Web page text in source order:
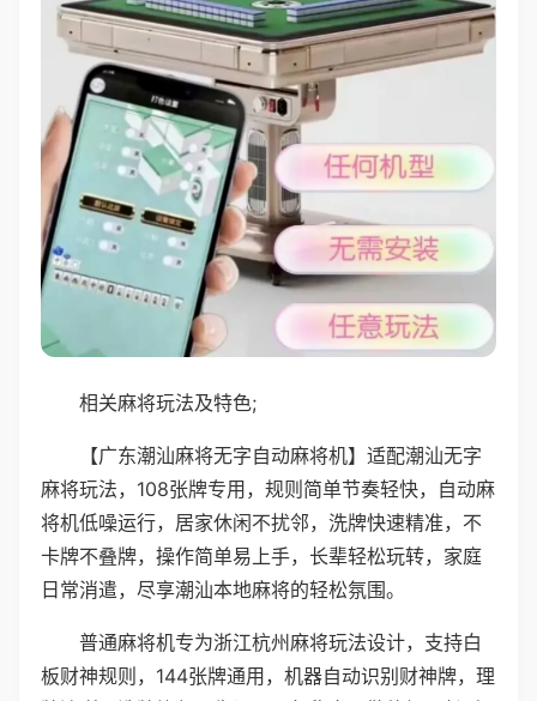
相关麻将玩法及特色;
【广东潮汕麻将无字自动麻将机】适配潮汕无字
麻将玩法，108张牌专用，规则简单节奏轻快，自动麻
将机低噪运行，居家休闲不扰邻，洗牌快速精准，不
卡牌不叠牌，操作简单易上手，长辈轻松玩转，家庭
日常消遣，尽享潮汕本地麻将的轻松氛围。
普通麻将机专为浙江杭州麻将玩法设计，支持白
板财神规则，144张牌通用，机器自动识别财神牌，理